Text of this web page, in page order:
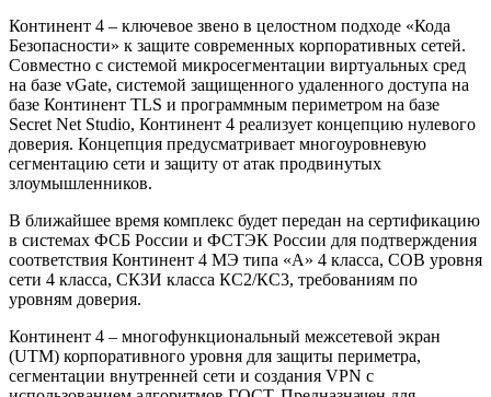
Континент 4 – ключевое звено в целостном подходе «Кода
Безопасности» к защите современных корпоративных сетей.
Совместно с системой микросегментации виртуальных сред
на базе vGate, системой защищенного удаленного доступа на
базе Континент TLS и программным периметром на базе
Secret Net Studio, Континент 4 реализует концепцию нулевого
доверия. Концепция предусматривает многоуровневую
сегментацию сети и защиту от атак продвинутых
злоумышленников.
В ближайшее время комплекс будет передан на сертификацию
в системах ФСБ России и ФСТЭК России для подтверждения
соответствия Континент 4 МЭ типа «А» 4 класса, СОВ уровня
сети 4 класса, СКЗИ класса КС2/КС3, требованиям по
уровням доверия.
Континент 4 – многофункциональный межсетевой экран
(UTM) корпоративного уровня для защиты периметра,
сегментации внутренней сети и создания VPN с